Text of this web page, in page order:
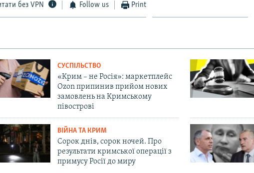
без VPN Follow us Print
СУСПІЛЬСТВО
«Крим – не Росія»: маркетплейс
Ozon припинив прийом нових
замовлень на Кримському
півострові
ВІЙНА ТА КРИМ
Сорок днів, сорок ночей. Про
результати кримської операції з
примусу Росії до миру